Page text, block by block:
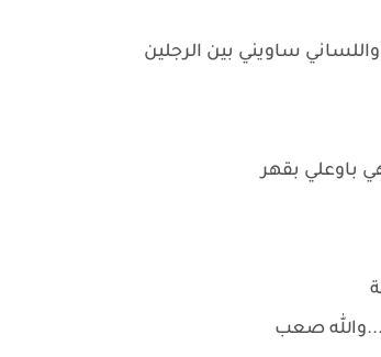
واللساني ساويني بين الرجلين
باوعلي بقهر
صعب